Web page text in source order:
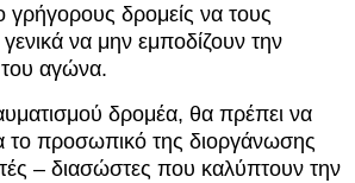
γρήγορους δρομείς να τους
να μην εμποδίζουν την
αγώνα.
δρομέα, θα πρέπει να
το προσωπικό της διοργάνωσης
– διασώστες που καλύπτουν την